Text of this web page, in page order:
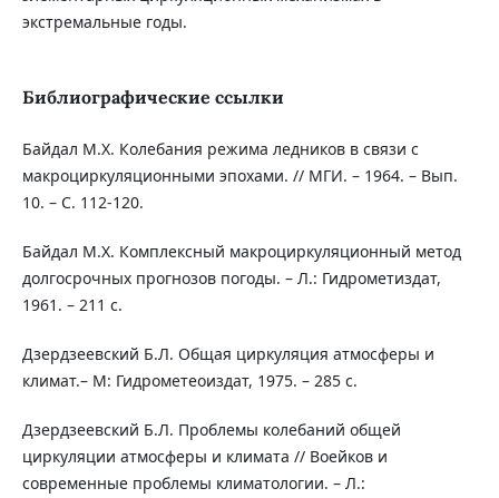
экстремальные годы.
Библиографические ссылки
Байдал М.Х. Колебания режима ледников в связи с
макроциркуляционными эпохами. // МГИ. – 1964. – Вып.
10. – С. 112-120.
Байдал М.Х. Комплексный макроциркуляционный метод
долгосрочных прогнозов погоды. – Л.: Гидрометиздат,
1961. – 211 с.
Дзердзеевский Б.Л. Общая циркуляция атмосферы и
климат.– М: Гидрометеоиздат, 1975. – 285 с.
Дзердзеевский Б.Л. Проблемы колебаний общей
циркуляции атмосферы и климата // Воейков и
современные проблемы климатологии. – Л.: